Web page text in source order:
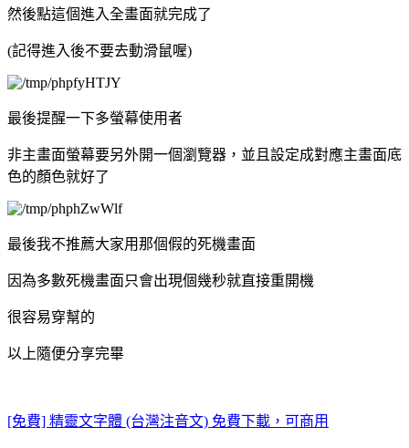
然後點這個進入全畫面就完成了
(記得進入後不要去動滑鼠喔)
最後提醒一下多螢幕使用者
非主畫面螢幕要另外開一個瀏覽器，並且設定成對應主畫面底
色的顏色就好了
最後我不推薦大家用那個假的死機畫面
因為多數死機畫面只會出現個幾秒就直接重開機
很容易穿幫的
以上隨便分享完畢
[免費] 精靈文字體 (台灣注音文) 免費下載，可商用